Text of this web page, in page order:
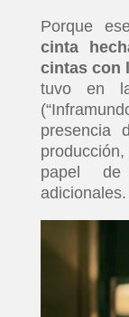
Porque
cinta
cintas con
tuvo en
presencia
papel de
adicionales.